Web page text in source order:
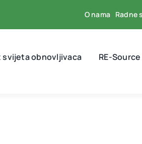
O nama Radne
svijeta obnovljivaca RE-